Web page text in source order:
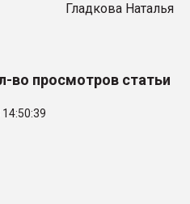
Гладкова Наталья
во просмотров статьи